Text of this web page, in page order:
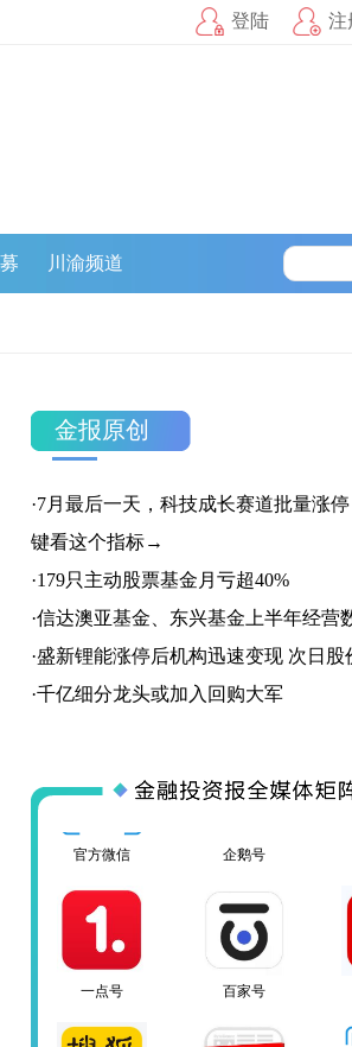
登陆 注
川渝频道
金报原创
·7月最后一天，科技成长赛道批量涨
键看这个指标→
·179只主动股票基金月亏超40%
·信达澳亚基金、东兴基金上半年经营
·盛新锂能涨停后机构迅速变现 次日股
·千亿细分龙头或加入回购大军
官方微信
一点号 百家号
搜狐号 头条号
企鹅号 财富号